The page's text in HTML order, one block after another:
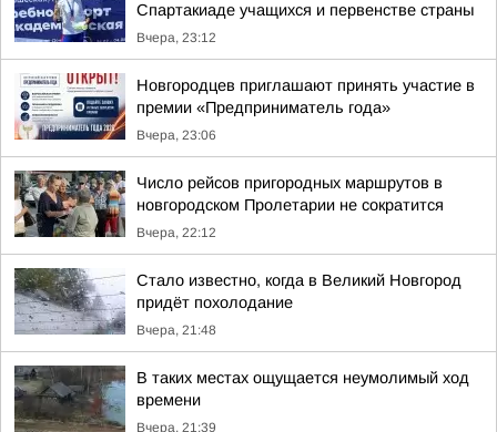
Спартакиаде учащихся и первенстве страны
Вчера, 23:12
Новгородцев приглашают принять участие в
премии «Предприниматель года»
Вчера, 23:06
Число рейсов пригородных маршрутов в
новгородском Пролетарии не сократится
Вчера, 22:12
Стало известно, когда в Великий Новгород
придёт похолодание
Вчера, 21:48
В таких местах ощущается неумолимый ход
времени
Вчера, 21:39